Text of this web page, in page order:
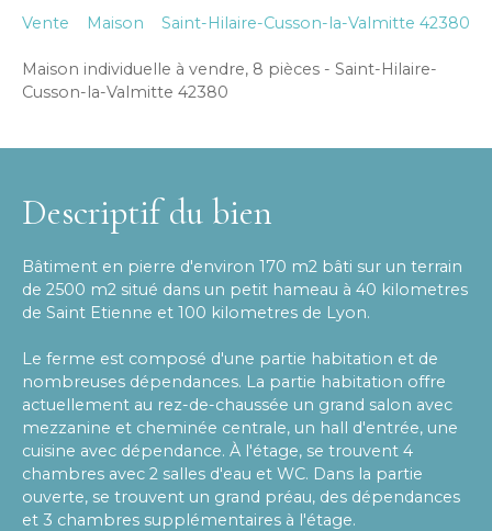
Vente Maison Saint-Hilaire-Cusson-la-Valmitte 42380
Maison individuelle à vendre, 8 pièces - Saint-Hilaire-
Cusson-la-Valmitte 42380
Descriptif du bien
Bâtiment en pierre d'environ 170 m2 bâti sur un terrain
de 2500 m2 situé dans un petit hameau à 40 kilometres
de Saint Etienne et 100 kilometres de Lyon.
Le ferme est composé d'une partie habitation et de
nombreuses dépendances. La partie habitation offre
actuellement au rez-de-chaussée un grand salon avec
mezzanine et cheminée centrale, un hall d'entrée, une
cuisine avec dépendance. À l'étage, se trouvent 4
chambres avec 2 salles d'eau et WC. Dans la partie
ouverte, se trouvent un grand préau, des dépendances
et 3 chambres supplémentaires à l'étage.